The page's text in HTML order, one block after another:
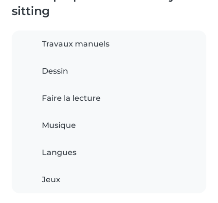
sitting
Travaux manuels
Dessin
Faire la lecture
Musique
Langues
Jeux